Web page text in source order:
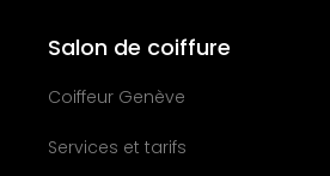
Salon de coiffure
Coiffeur Genève
Services et tarifs